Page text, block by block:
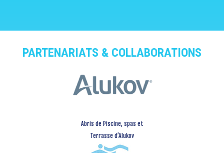
PARTENARIATS & COLLABORATIONS
Abris de Piscine, spas et
Terrasse d’Alukov